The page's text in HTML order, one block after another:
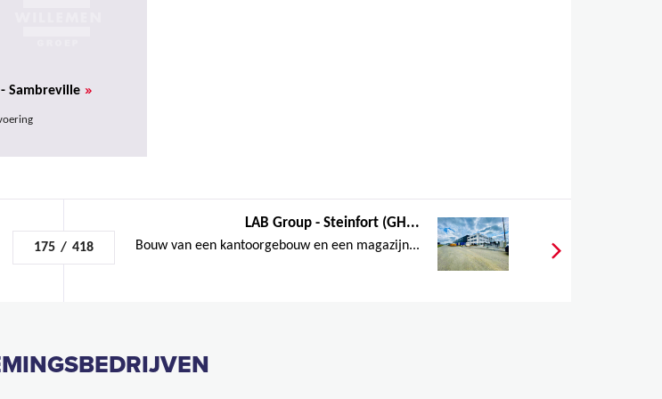
- Sambreville »
175 / 418
LAB Group - Steinfort (GH...
Bouw van een kantoorgebouw en een magazijn...